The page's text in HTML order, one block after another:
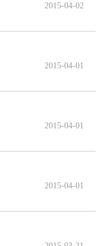
2015-04-02
2015-04-01
2015-04-01
2015-04-01